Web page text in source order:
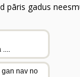
pāris gadus
....
gan nav no